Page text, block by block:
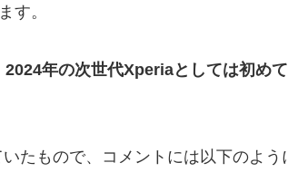
す。
2024年の次世代Xperiaとしては初め
たもので、コメントには以下のよう